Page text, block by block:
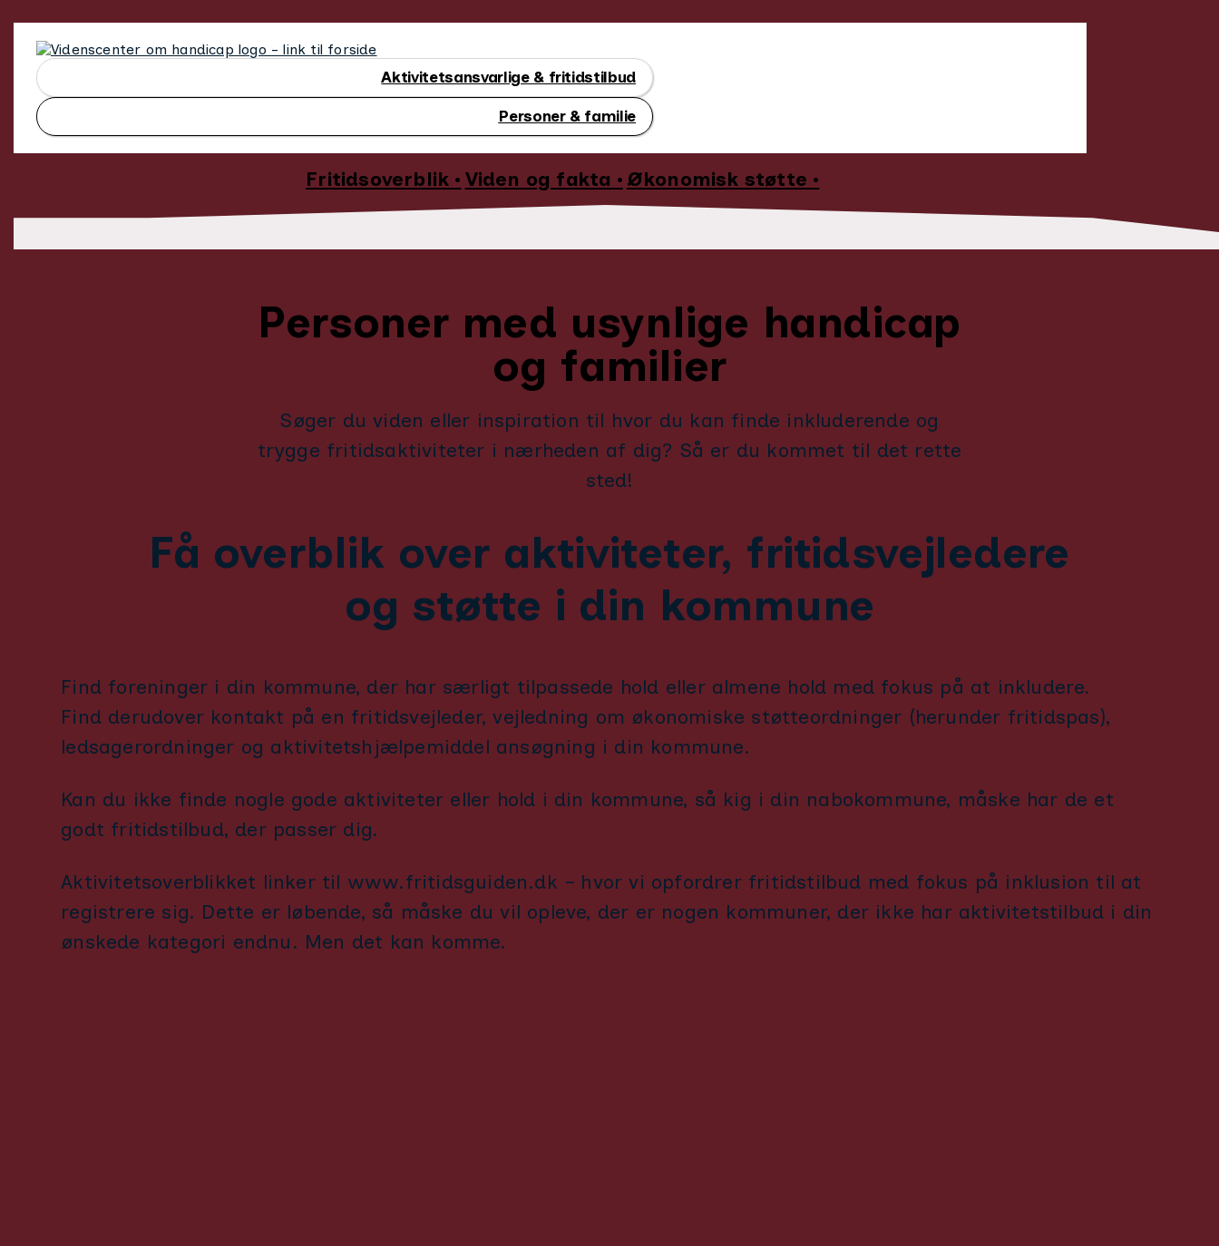
hovedindhold
Aktivitetsansvarlige & fritidstilbud
Personer & familie
Fritidsoverblik • Viden og fakta • Økonomisk støtte •
Personer med usynlige handicap
og familier
Søger du viden eller inspiration til hvor du kan finde inkluderende og
trygge fritidsaktiviteter i nærheden af dig? Så er du kommet til det rette
sted!
Få overblik over aktiviteter, fritidsvejledere
og støtte i din kommune
Find foreninger i din kommune, der har særligt tilpassede hold eller almene hold med fokus på at inkludere.
Find derudover kontakt på en fritidsvejleder, vejledning om økonomiske støtteordninger (herunder fritidspas),
ledsagerordninger og aktivitetshjælpemiddel ansøgning i din kommune.
Kan du ikke finde nogle gode aktiviteter eller hold i din kommune, så kig i din nabokommune, måske har de et
godt fritidstilbud, der passer dig.
Aktivitetsoverblikket linker til www.fritidsguiden.dk – hvor vi opfordrer fritidstilbud med fokus på inklusion til at
registrere sig. Dette er løbende, så måske du vil opleve, der er nogen kommuner, der ikke har aktivitetstilbud i din
ønskede kategori endnu. Men det kan komme.